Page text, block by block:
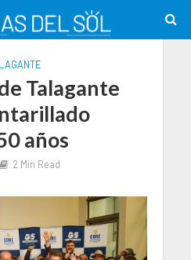
Talagante
años
2 Min Read